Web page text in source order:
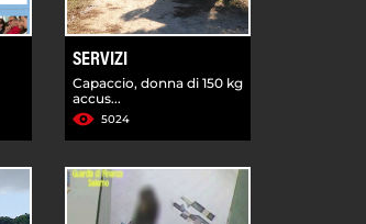
SERVIZI
Capaccio, donna di 150 kg
accus...
5024